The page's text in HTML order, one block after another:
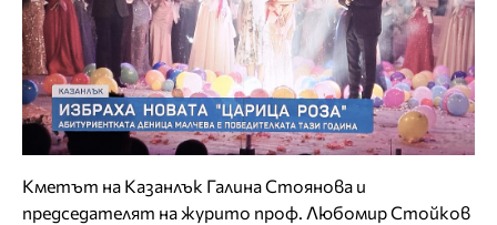
Кметът на Казанлък Галина Стоянова и
председателят на журито проф. Любомир Стойков